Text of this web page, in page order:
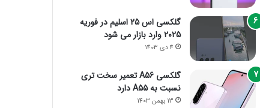
گلکسی اس 25 اسلیم در فوریه
2025 وارد بازار می شود
4 دی 1403
گلکسی A56 تعمیر سخت تری
نسبت به A55 دارد
13 بهمن 1403